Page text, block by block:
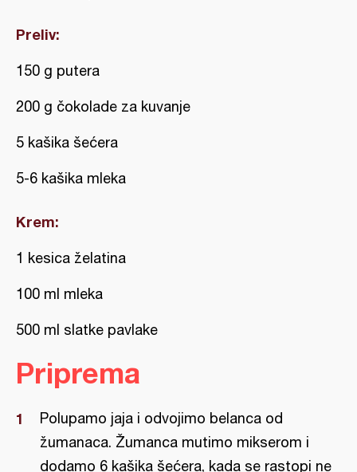
Preliv:
150 g putera
200 g čokolade za kuvanje
5 kašika šećera
5-6 kašika mleka
Krem:
1 kesica želatina
100 ml mleka
500 ml slatke pavlake
Priprema
Polupamo jaja i odvojimo belanca od
žumanaca. Žumanca mutimo mikserom i
dodamo 6 kašika šećera, kada se rastopi ne